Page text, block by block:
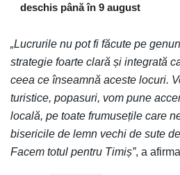
deschis până în 9 august
„Lucrurile nu pot fi făcute pe
strategie foarte clară și integrată
ceea ce înseamnă aceste locuri.
turistice, popasuri, vom pune
locală, pe toate frumusețile care
bisericile de lemn vechi de sute
Facem totul pentru Timiș”, a